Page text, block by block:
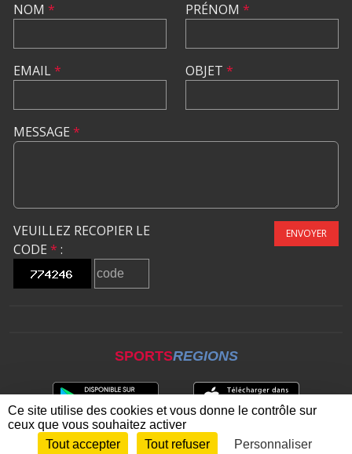
NOM *
EMAIL*
PRÉNOM *
OBJET *
MESSAGE *
VEUILLEZ RECOPIER LE
CODE * :
ENVOYER
SPORTSREGIONS
Envie de participer ? CONNEXION
Ce site utilise des cookies et vous donne le contrôle sur
ceux que vous souhaitez activer
Tout accepter
Tout refuser Personnaliser